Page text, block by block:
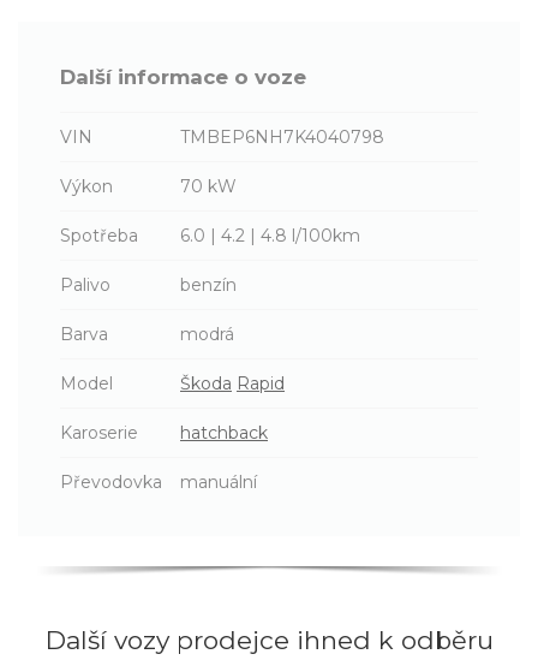
Další informace o voze
VIN TMBEP6NH7K4040798
Výkon 70 kW
Spotřeba 6.0 | 4.2 | 4.8 l/100km
Palivo benzín
Barva modrá
Model Škoda Rapid
Karoserie hatchback
Převodovka manuální
Další vozy prodejce ihned k odběru